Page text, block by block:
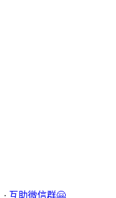
· 互助微信群🤗